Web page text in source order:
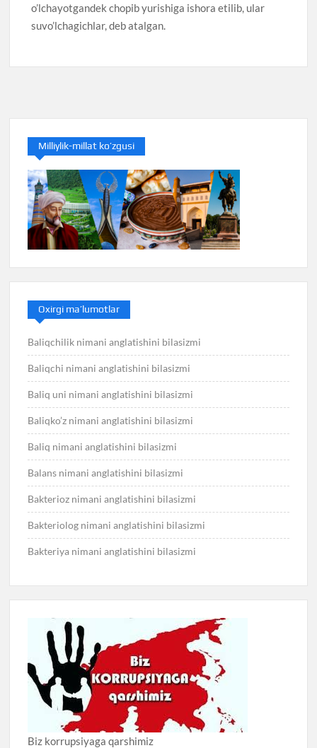
o’lchayotgandek chopib yurishiga ishora etilib, ular
suvo’lchagichlar, deb atalgan.
Milliylik-millat ko’zgusi
Oxirgi ma’lumotlar
Baliqchilik nimani anglatishini bilasizmi
Baliqchi nimani anglatishini bilasizmi
Baliq uni nimani anglatishini bilasizmi
Baliqko’z nimani anglatishini bilasizmi
Baliq nimani anglatishini bilasizmi
Balans nimani anglatishini bilasizmi
Bakterioz nimani anglatishini bilasizmi
Bakteriolog nimani anglatishini bilasizmi
Bakteriya nimani anglatishini bilasizmi
Biz korrupsiyaga qarshimiz